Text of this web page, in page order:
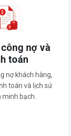
nợ và
toán
nợ khách hàng,
toán và lịch sử
minh bạch.